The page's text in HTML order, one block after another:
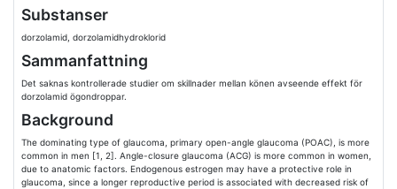
Substanser
dorzolamid, dorzolamidhydroklorid
Sammanfattning
Det saknas kontrollerade studier om skillnader mellan könen avseende effekt för
dorzolamid ögondroppar.
Background
The dominating type of glaucoma, primary open-angle glaucoma (POAC), is more
common in men [1, 2]. Angle-closure glaucoma (ACG) is more common in women,
due to anatomic factors. Endogenous estrogen may have a protective role in
glaucoma, since a longer reproductive period is associated with decreased risk of